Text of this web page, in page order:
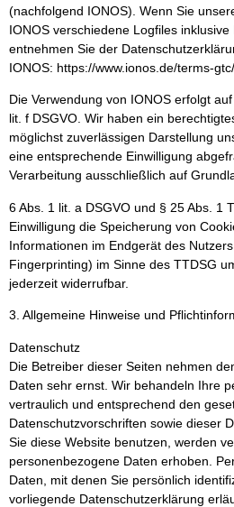
(nachfolgend IONOS). Wenn Sie
IONOS verschiedene Logfiles
entnehmen Sie der
IONOS: https://www.ionos.de/terms-
Die Verwendung von IONOS erfolgt
lit. f DSGVO. Wir haben ein
möglichst zuverlässigen Darstellung
eine entsprechende Einwilligung
Verarbeitung ausschließlich auf
6 Abs. 1 lit. a DSGVO und § 25 Abs. 1
Einwilligung die Speicherung von
Informationen im Endgerät des
Fingerprinting) im Sinne des TTDSG
jederzeit widerrufbar.
3. Allgemeine Hinweise und
Datenschutz
Die Betreiber dieser Seiten nehmen
Daten sehr ernst. Wir behandeln Ihre
vertraulich und entsprechend den
Datenschutzvorschriften sowie dieser
Sie diese Website benutzen, werden
personenbezogene Daten erhoben.
Daten, mit denen Sie persönlich
vorliegende Datenschutzerklärung